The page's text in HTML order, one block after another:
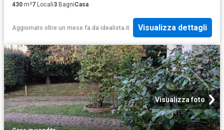
430 m²7 Locali3 BagniCasa
Aggiornato oltre un mese fa da idealista.it Visualizza dettagli
Visualizza foto